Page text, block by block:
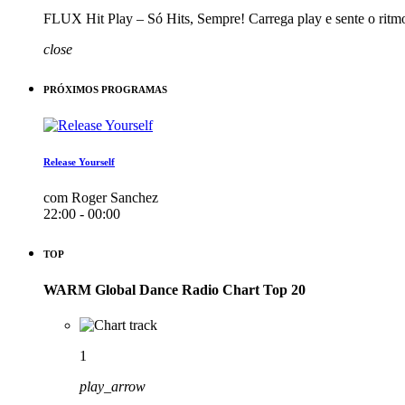
FLUX Hit Play – Só Hits, Sempre! Carrega play e sente o
close
PRÓXIMOS PROGRAMAS
Release Yourself
com Roger Sanchez
22:00 - 00:00
TOP
WARM Global Dance Radio Chart Top 20
1
play_arrow